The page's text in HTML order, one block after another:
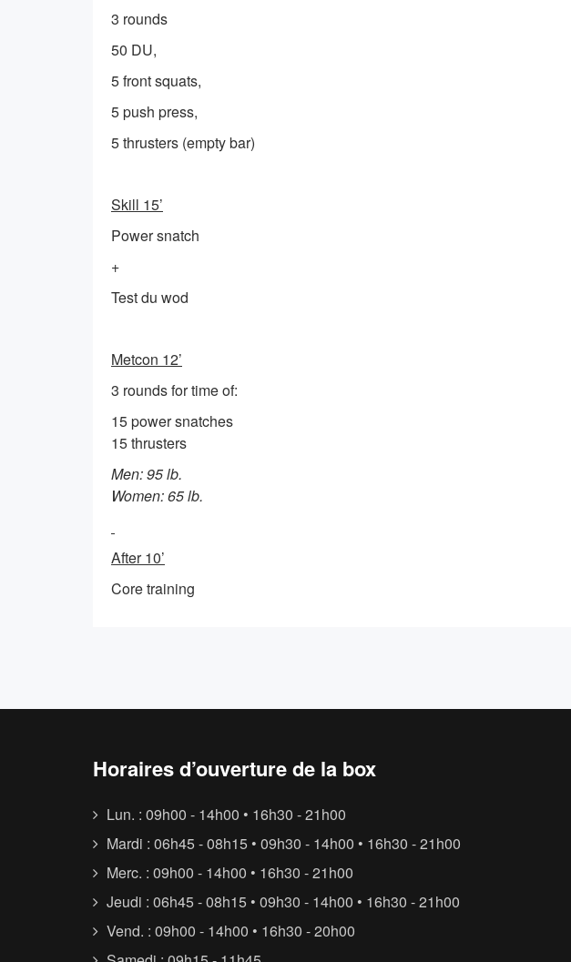
3 rounds
50 DU,
5 front squats,
5 push press,
5 thrusters (empty bar)
Skill 15’
Power snatch
+
Test du wod
Metcon 12’
3 rounds for time of:
15 power snatches
15 thrusters
Men: 95 lb.
Women: 65 lb.
After 10’
Core training
Horaires d’ouverture de la box
Lun. : 09h00 - 14h00 • 16h30 - 21h00
Mardi : 06h45 - 08h15 • 09h30 - 14h00 • 16h30 - 21h00
Merc. : 09h00 - 14h00 • 16h30 - 21h00
Jeudi : 06h45 - 08h15 • 09h30 - 14h00 • 16h30 - 21h00
Vend. : 09h00 - 14h00 • 16h30 - 20h00